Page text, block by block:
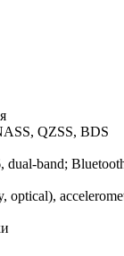
QZSS, BDS
dual-band;
optical),